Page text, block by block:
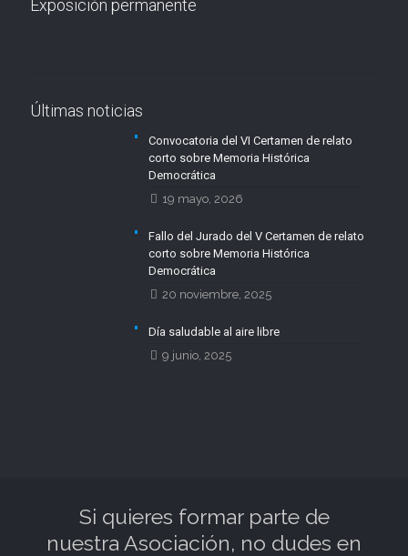
Exposición permanente
Últimas noticias
Convocatoria del VI Certamen de relato
corto sobre Memoria Histórica
Democrática
19 mayo, 2026
Fallo del Jurado del V Certamen de relato
corto sobre Memoria Histórica
Democrática
20 noviembre, 2025
Día saludable al aire libre
9 junio, 2025
Si quieres formar parte de
nuestra Asociación, no dudes en